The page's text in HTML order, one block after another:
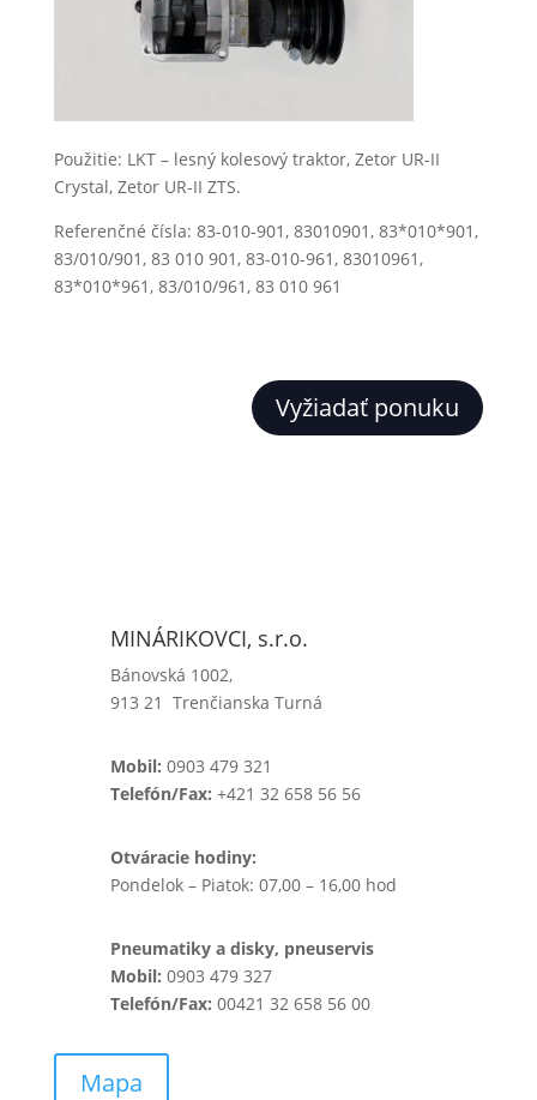
Použitie: LKT – lesný kolesový traktor, Zetor UR-II
Crystal, Zetor UR-II ZTS.
Referenčné čísla: 83-010-901, 83010901, 83*010*901,
83/010/901, 83 010 901, 83-010-961, 83010961,
83*010*961, 83/010/961, 83 010 961
Vyžiadať ponuku
MINÁRIKOVCI, s.r.o.
Bánovská 1002,
913 21 Trenčianska Turná
Mobil: 0903 479 321
Telefón/Fax: +421 32 658 56 56
Otváracie hodiny:
Pondelok – Piatok: 07,00 – 16,00 hod
Pneumatiky a disky, pneuservis
Mobil: 0903 479 327
Telefón/Fax: 00421 32 658 56 00
Mapa